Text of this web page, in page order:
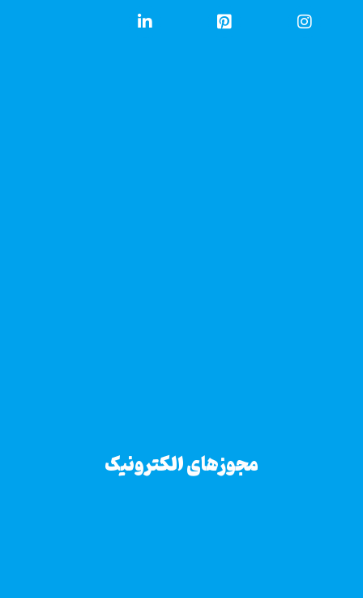
مجوزهای الکترونیک